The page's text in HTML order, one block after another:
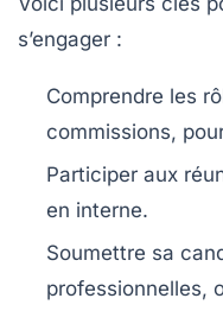
s’engager :
Comprendre les
commissions,
Participer aux
en interne.
Soumettre sa
professionnelles,